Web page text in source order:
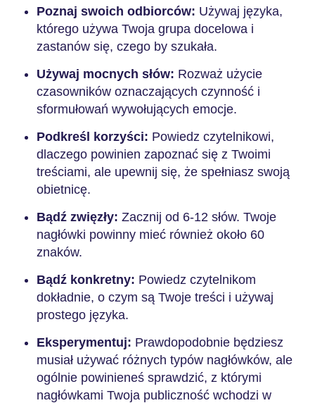
Poznaj swoich odbiorców: Używaj języka,
którego używa Twoja grupa docelowa i
zastanów się, czego by szukała.
Używaj mocnych słów: Rozważ użycie
czasowników oznaczających czynność i
sformułowań wywołujących emocje.
Podkreśl korzyści: Powiedz czytelnikowi,
dlaczego powinien zapoznać się z Twoimi
treściami, ale upewnij się, że spełniasz swoją
obietnicę.
Bądź zwięzły: Zacznij od 6-12 słów. Twoje
nagłówki powinny mieć również około 60
znaków.
Bądź konkretny: Powiedz czytelnikom
dokładnie, o czym są Twoje treści i używaj
prostego języka.
Eksperymentuj: Prawdopodobnie będziesz
musiał używać różnych typów nagłówków, ale
ogólnie powinieneś sprawdzić, z którymi
nagłówkami Twoja publiczność wchodzi w